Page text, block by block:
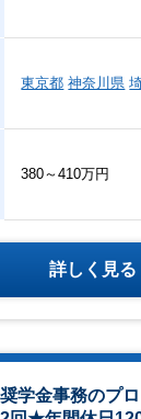
東京都 神奈川県
380～410万円
詳しく見る
奨学金事務のプ